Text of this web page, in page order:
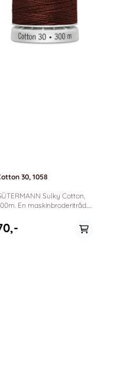
30, 1058
Sulky Cotton,
maskinbroderitråd.
dekorative
og quilting.